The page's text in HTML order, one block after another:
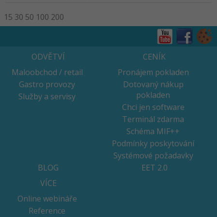
15 30 50 100 200
ODVĚTVÍ
Maloobchod / retail
Gastro provozy
Služby a servisy
CENÍK
Pronájem pokladen
Dotovaný nákup
pokladen
Chci jen software
Terminál zdarma
Schéma MIF++
Podmínky poskytování
Systémové požadavky
BLOG
EET 2.0
VÍCE
Online webináře
Reference